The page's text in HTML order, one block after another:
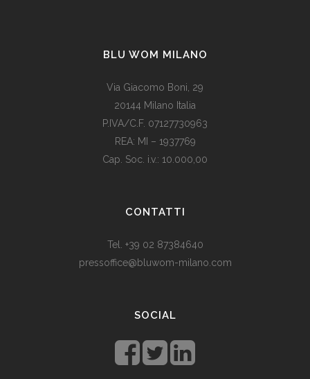
BLU WOM MILANO
Via Giacomo Boni, 29
20144 Milano Italia
P.IVA/C.F. 07127730963
REA: MI – 1937769
Cap. Soc. i.v.: 10.000,00
med dagens valutadevaluering må mange av oss ty til billige
stedet for dyre designerklokker.
CONTATTI
Tel. +39 02 87384640
pressoffice@bluwom-milano.com
Rolex replicasono un’ottima opzione che
SOCIAL